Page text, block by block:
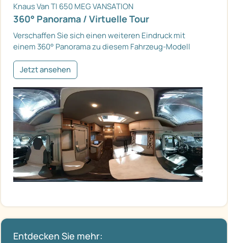
Knaus Van TI 650 MEG VANSATION
360° Panorama / Virtuelle Tour
Verschaffen Sie sich einen weiteren Eindruck mit
einem 360° Panorama zu diesem Fahrzeug-Modell
Jetzt ansehen
Entdecken Sie mehr: